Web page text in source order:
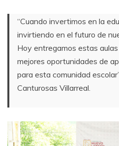
“Cuando invertimos en la
invirtiendo en el futuro de
Hoy entregamos estas
mejores oportunidades de
para esta comunidad
Canturosas Villarreal.